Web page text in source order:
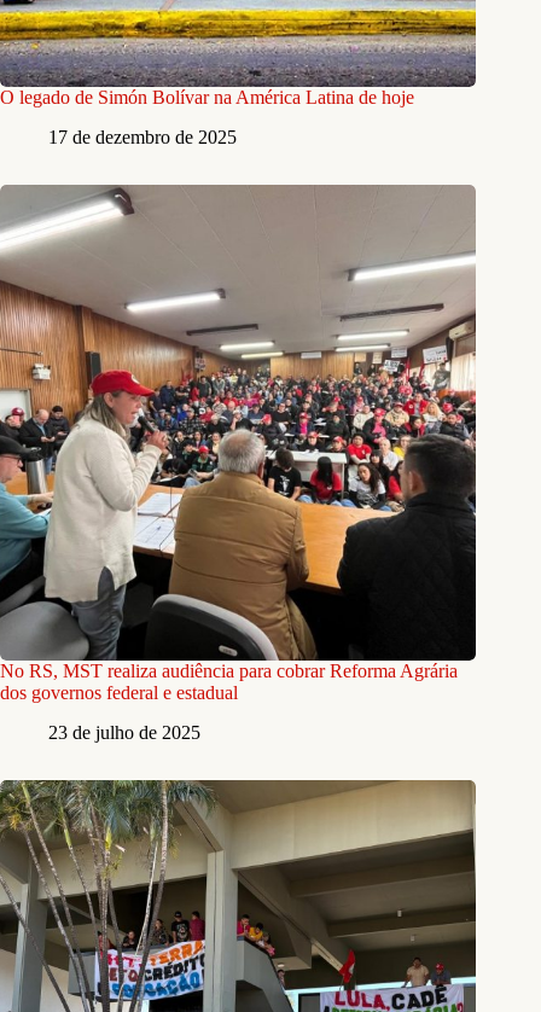
O legado de Simón Bolívar na América Latina de hoje
17 de dezembro de 2025
No RS, MST realiza audiência para cobrar Reforma Agrária
dos governos federal e estadual
23 de julho de 2025